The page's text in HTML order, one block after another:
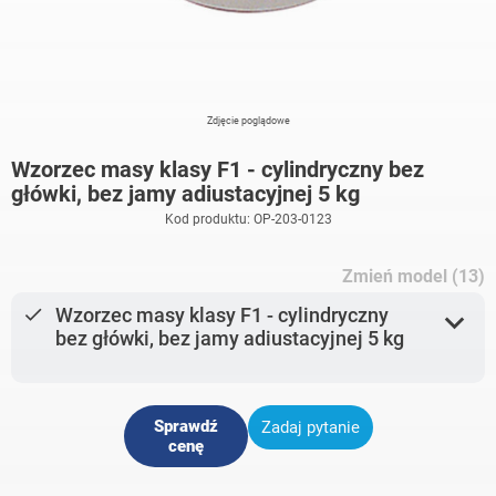
Zdjęcie poglądowe
Wzorzec masy klasy F1 - cylindryczny bez
główki, bez jamy adiustacyjnej 5 kg
Kod produktu: OP-203-0123
Zmień model (13)
done Wzorzec masy klasy F1 - cylindryczny
bez główki, bez jamy adiustacyjnej 5 kg
expand_more
Sprawdź
cenę
Zadaj pytanie